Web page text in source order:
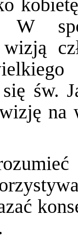
W
wizją
św.
na